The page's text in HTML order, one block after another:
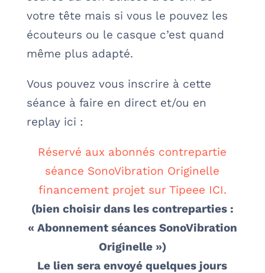
votre tête mais si vous le pouvez les
écouteurs ou le casque c’est quand
même plus adapté.
Vous pouvez vous inscrire à cette
séance à faire en direct et/ou en
replay ici :
Réservé aux abonnés contrepartie
séance SonoVibration Originelle
financement projet sur Tipeee ICI.
(bien choisir dans les contreparties :
« Abonnement séances SonoVibration
Originelle »)
Le lien sera envoyé quelques jours